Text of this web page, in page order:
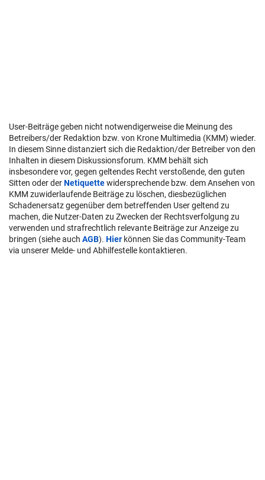
User-Beiträge geben nicht notwendigerweise die Meinung des
Betreibers/der Redaktion bzw. von Krone Multimedia (KMM) wieder.
In diesem Sinne distanziert sich die Redaktion/der Betreiber von den
Inhalten in diesem Diskussionsforum. KMM behält sich
insbesondere vor, gegen geltendes Recht verstoßende, den guten
Sitten oder derNetiquettewidersprechende bzw. dem Ansehen von
KMM zuwiderlaufende Beiträge zu löschen, diesbezüglichen
Schadenersatz gegenüber dem betreffenden User geltend zu
machen, die Nutzer-Daten zu Zwecken der Rechtsverfolgung zu
verwenden und strafrechtlich relevante Beiträge zur Anzeige zu
bringen (siehe auch AGB). Hier können Sie das Community-Team
via unserer Melde- und Abhilfestelle kontaktieren.